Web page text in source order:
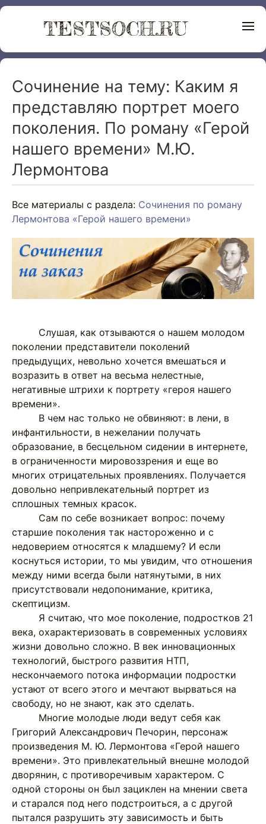
TESTSOCH.RU
Сочинение на тему: Каким я
представляю портрет моего
поколения. По роману «Герой
нашего времени» М.Ю.
Лермонтова
Все материалы с раздела: Сочинения по роману
Лермонтова «Герой нашего времени»
Слушая, как отзываются о нашем молодом
поколении представители поколений
предыдущих, невольно хочется вмешаться и
возразить в ответ на весьма нелестные,
негативные штрихи к портрету «героя нашего
времени».
В чем нас только не обвиняют: в лени, в
инфантильности, в нежелании получать
образование, в бесцельном сидении в интернете,
в ограниченности мировоззрения и еще во
многих отрицательных проявлениях. Получается
довольно непривлекательный портрет из
сплошных темных красок.
Сам по себе возникает вопрос: почему
старшие поколения так настороженно и с
недоверием относятся к младшему? И если
коснуться истории, то мы увидим, что отношения
между ними всегда были натянутыми, в них
присутствовали недопонимание, критика,
скептицизм.
Я считаю, что мое поколение, подростков 21
века, охарактеризовать в современных условиях
жизни довольно сложно. В век инновационных
технологий, быстрого развития НТП,
нескончаемого потока информации подростки
устают от всего этого и мечтают вырваться на
свободу, но не знают, как это сделать.
Многие молодые люди ведут себя как
Григорий Александрович Печорин, персонаж
произведения М. Ю. Лермонтова «Герой нашего
времени». Это привлекательный внешне молодой
дворянин, с противоречивым характером. С
одной стороны он был зациклен на мнении света
и старался под него подстроиться, а с другой
пытался разрушить эту зависимость и быть